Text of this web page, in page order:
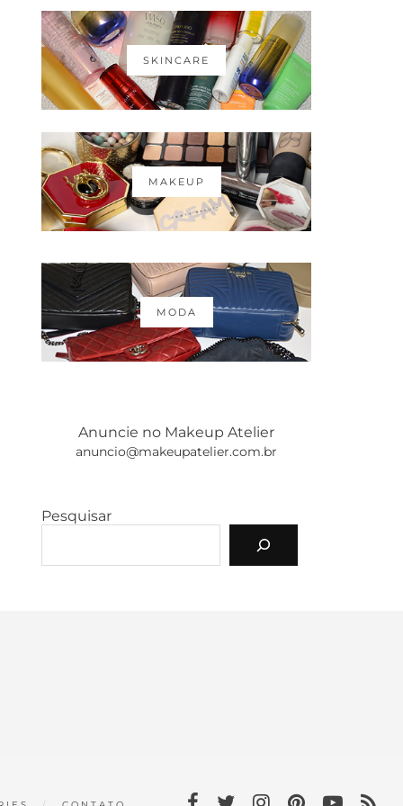
SKINCARE
MAKEUP
MODA
Anuncie no Makeup Atelier
anuncio@makeupatelier.com.br
Pesquisar